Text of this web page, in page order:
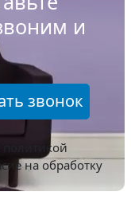
и
звонок
политикой
на обработку